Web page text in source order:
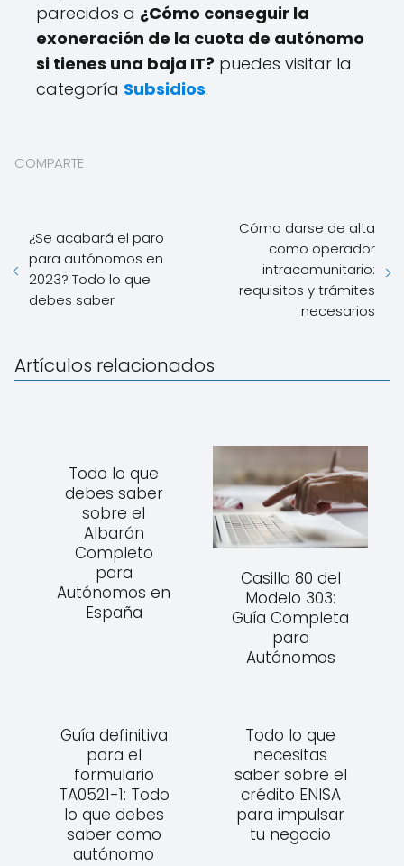
parecidos a ¿Cómo conseguir la
exoneración de la cuota de autónomo
si tienes una baja IT? puedes visitar la
categoría Subsidios.
COMPARTE
¿Se acabará el paro
para autónomos en
2023? Todo lo que
debes saber
Cómo darse de alta
como operador
intracomunitario:
requisitos y trámites
necesarios
Artículos relacionados
Todo lo que
debes saber
sobre el
Albarán
Completo
para
Autónomos en
España
Casilla 80 del
Modelo 303:
Guía Completa
para
Autónomos
Guía definitiva
para el
formulario
TA0521-1: Todo
lo que debes
saber como
autónomo
Todo lo que
necesitas
saber sobre el
crédito ENISA
para impulsar
tu negocio